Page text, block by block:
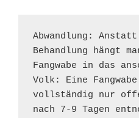
Abwandlung:
Behandlung hängt
Fangwabe in das
Volk: Eine
vollständig nur
nach 7-9 Tagen